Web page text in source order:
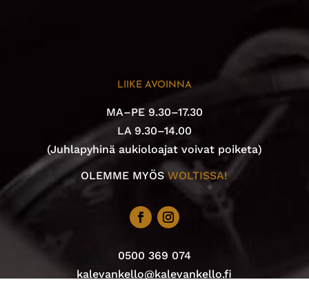
LIIKE AVOINNA
MA–PE 9.30–17.30
LA 9.30–14.00
(Juhlapyhinä aukioloajat voivat poiketa)
OLEMME MYÖSWOLTISSA!
0500 369 074
kalevankello@kalevankello.fi